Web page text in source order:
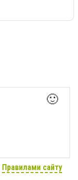
🙂
Правилами сайту